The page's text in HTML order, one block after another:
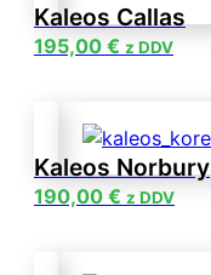
Kaleos Callas
195,00 € z DDV
Kaleos Norbury
190,00 € z DDV